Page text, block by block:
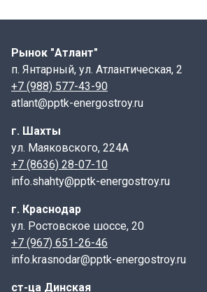
Рынок "Атлант"
п. Янтарный, ул. Атлантическая, 2
+7 (988) 577-43-90
atlant@pptk-energostroy.ru
г. Шахты
ул. Маяковского, 224А
+7 (8636) 28-07-10
info.shahty@pptk-energostroy.ru
г. Краснодар
ул. Ростовское шоссе, 20
+7 (967) 651-26-46
info.krasnodar@pptk-energostroy.ru
ст-ца Динская